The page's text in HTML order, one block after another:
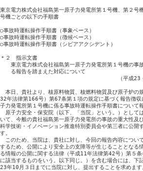
東京電力株式会社福島第一原子力発電所第１号機、第２号
号機ごとの以下の手順書
○事故時運転操作手順書（事象ベース）
○事故時運転操作手順書（徴候ベース）
○事故時運転操作手順書（シビアアクシデント）
＊２　指示文書
東京電力株式会社福島第一原子力発電所第１号機の事
る報告を踏まえた対応について
（平成23・09・27　原
本日、貴社より、核原料物質、核燃料物質及び原子炉の
32年法律第166号）第67条第１項の規定に基づく報告徴収
子力発電所第１号機に係る事故時運転操作手順書について
原子力安全・保安院（以下、「当院」という。）として
いて、今般の貴社福島第一原子力発電所の事故の重大性及
科学技術・イノベーション推進特別委員会や第三者に公開
す。
このため、当院は、貴社に対し、今回の報告内容につい
するため、公開により安全上の支障等が生じることとなる
る情報の公開に関する法律（平成11年法律第42号）第５
に該当するものをいう。以下同じ。）を含む場合には、下
23年10月３日までに当院に対し、提出することを求めます